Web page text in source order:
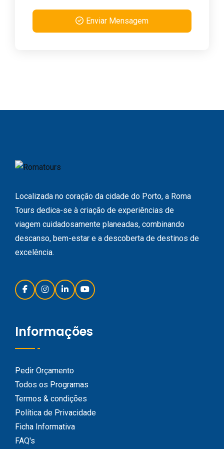
Enviar Mensagem
Localizada no coração da cidade do Porto, a Roma
Tours dedica-se à criação de experiências de
viagem cuidadosamente planeadas, combinando
descanso, bem-estar e a descoberta de destinos de
excelência.
Informações
Pedir Orçamento
Todos os Programas
Termos & condições
Política de Privacidade
Ficha Informativa
FAQ's